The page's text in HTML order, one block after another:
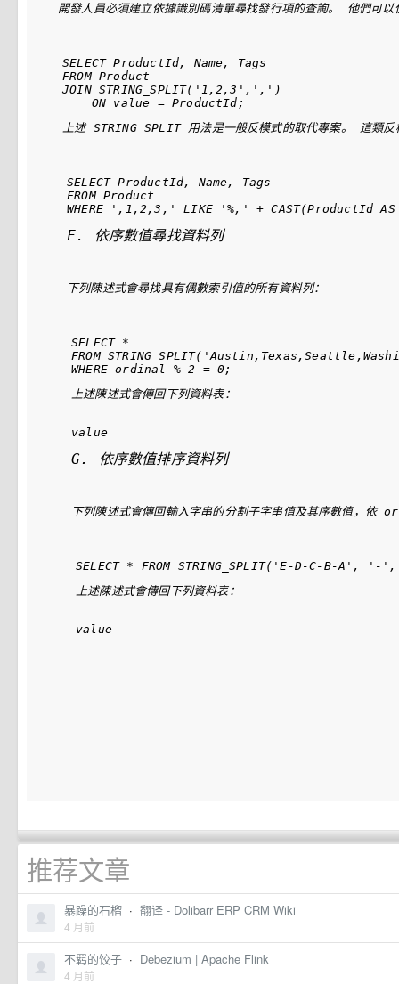
開發人員必須建立依據識別碼清單尋找發行項的查詢。 他們可以
SELECT ProductId, Name, Tags
FROM Product
JOIN STRING_SPLIT('1,2,3',',')
上述 STRING_SPLIT 用法是一般反模式的取代專案。 這類
SELECT ProductId, Name, Tags
FROM Product
F. 依序數值尋找資料列
下列陳述式會尋找具有偶數索引值的所有資料列：
SELECT *
FROM
上述陳述式會傳回下列資料表：
value
G. 依序數值排序資料列
下列陳述式會傳回輸入字串的分割子字串值及其序數值，依
上述陳述式會傳回下列資料表：
value
推荐文章
暴躁的石榴 · 翻译 - Dolibarr ERP CRM Wiki
4 月前
不羁的饺子 · Debezium | Apache Flink
4 月前